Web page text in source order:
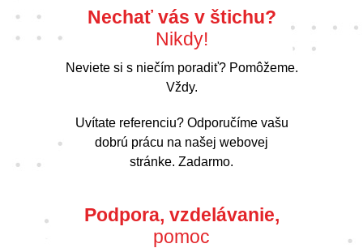
Nechať vás v štichu?
Nikdy!
Neviete si s niečím poradiť? Pomôžeme.
Vždy.
Uvítate referenciu? Odporučíme vašu
dobrú prácu na našej webovej
stránke. Zadarmo.
Podpora, vzdelávanie,
pomoc